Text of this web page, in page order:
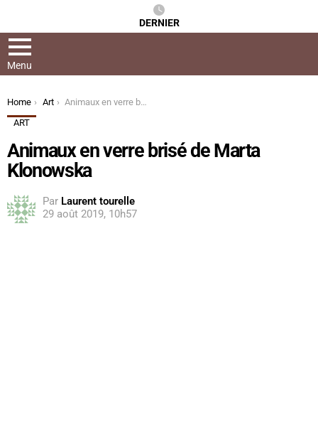
DERNIER
Menu
You are here:
Home Art
Animaux en verre brisé de Marta Klonowska
ART
Animaux en verre brisé de Marta
Klonowska
Par Laurent tourelle
29 août 2019, 10h57